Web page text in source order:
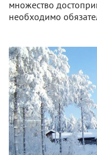
множество
необходимо